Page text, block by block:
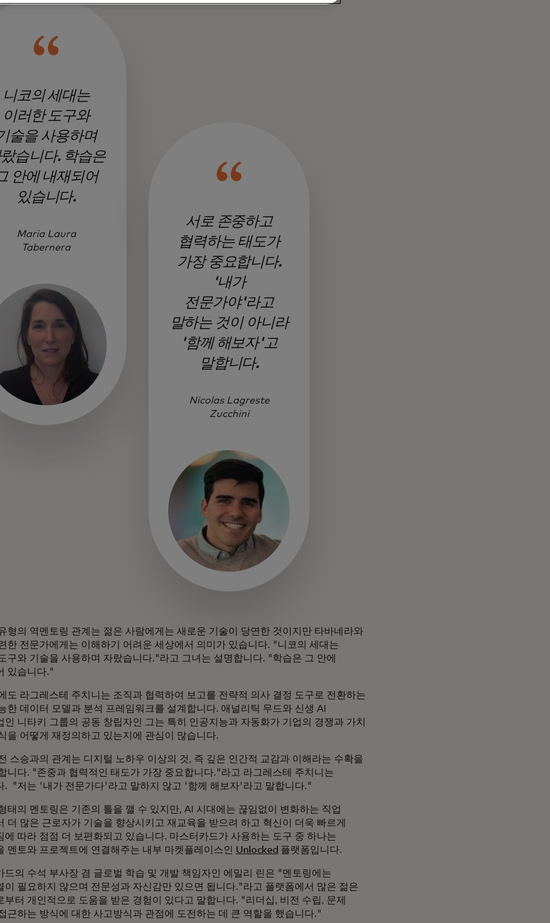
니코의 세대는
이러한 도구와
술을 사용하며
습니다. 학습은
안에 내재되어
있습니다.
Maria Laura
Tabernera
서로 존중하고
협력하는 태도가
가장 중요합니다.
'내가
전문가야'라고
말하는 것이 아니라
'함께 해보자'고
말합니다.
Nicolas Lagreste
Zucchini
형의 역멘토링 관계는 젊은 사람에게는 새로운 기술이 당연한 것이지만 타바네라와
한 전문가에게는 이해하기 어려운 세상에서 의미가 있습니다. "니코의 세대는
구와 기술을 사용하며 자랐습니다."라고 그녀는 설명합니다. "학습은 그 안에
있습니다."
도 라그레스테 주치니는 조직과 협력하여 보고를 전략적 의사 결정 도구로 전환하는
한 데이터 모델과 분석 프레임워크를 설계합니다. 애널리틱 무드와 신생 AI
인 니타키 그룹의 공동 창립자인 그는 특히 인공지능과 자동화가 기업의 경쟁과 가치
을 어떻게 재정의하고 있는지에 관심이 많습니다.
스승과의 관계는 디지털 노하우 이상의 것, 즉 깊은 인간적 교감과 이해라는 수확을
니다. "존중과 협력적인 태도가 가장 중요합니다."라고 라그레스테 주치니는
. "저는 '내가 전문가다'라고 말하지 않고 '함께 해보자'라고 말합니다."
태의 멘토링은 기존의 틀을 깰 수 있지만, AI 시대에는 끊임없이 변화하는 직업
더 많은 근로자가 기술을 향상시키고 재교육을 받으려 하고 혁신이 더욱 빠르게
에 따라 점점 더 보편화되고 있습니다. 마스터카드가 사용하는 도구 중 하나는
멘토와 프로젝트에 연결해주는 내부 마켓플레이스인 Unlocked 플랫폼입니다.
드의 수석 부사장 겸 글로벌 학습 및 개발 책임자인 에밀리 린은 "멘토링에는
이 필요하지 않으며 전문성과 자신감만 있으면 됩니다."라고 플랫폼에서 많은 젊은
부터 개인적으로 도움을 받은 경험이 있다고 말합니다. "리더십, 비전 수립, 문제
근하는 방식에 대한 사고방식과 관점에 도전하는 데 큰 역할을 했습니다."